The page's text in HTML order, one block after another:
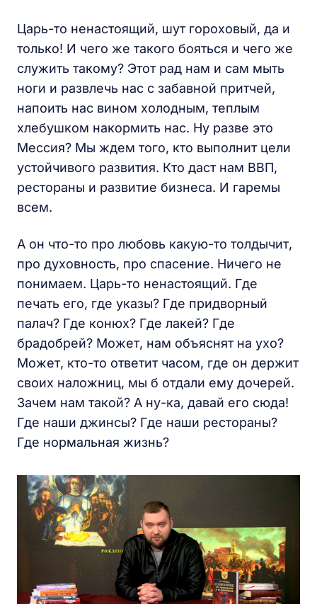
Царь-то ненастоящий, шут гороховый, да и
только! И чего же такого бояться и чего же
служить такому? Этот рад нам и сам мыть
ноги и развлечь нас с забавной притчей,
напоить нас вином холодным, теплым
хлебушком накормить нас. Ну разве это
Мессия? Мы ждем того, кто выполнит цели
устойчивого развития. Кто даст нам ВВП,
рестораны и развитие бизнеса. И гаремы
всем.
А он что-то про любовь какую-то толдычит,
про духовность, про спасение. Ничего не
понимаем. Царь-то ненастоящий. Где
печать его, где указы? Где придворный
палач? Где конюх? Где лакей? Где
брадобрей? Может, нам объяснят на ухо?
Может, кто-то ответит часом, где он держит
своих наложниц, мы б отдали ему дочерей.
Зачем нам такой? А ну-ка, давай его сюда!
Где наши джинсы? Где наши рестораны?
Где нормальная жизнь?